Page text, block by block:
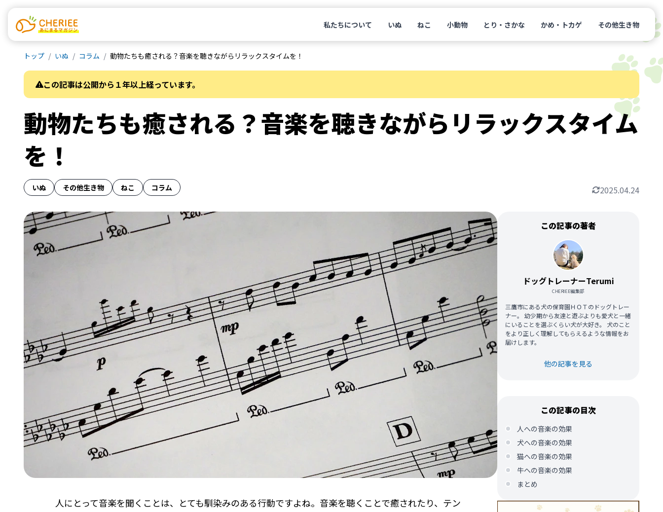
私たちについて いぬ ねこ 小動物 とり・さかな かめ・トカゲ その他生き物
トップ いぬ コラム 動物たちも癒される？音楽を聴きながらリラックスタイムを！
この記事は公開から１年以上経っています。
動物たちも癒される？音楽を聴きながらリラックスタイム
を！
いぬ その他生き物 ねこ コラム 2025.04.24
人にとって音楽を聞くことは、とても馴染みのある行動ですよね。音楽を聴くことで癒されたり、テン
この記事の著者
ドッグトレーナーTerumi
CHERIEE編集部
三鷹市にある犬の保育園ＨＯＴのドッグトレー
ナー。 幼少期から友達と遊ぶよりも愛犬と一緒
にいることを選ぶくらい犬が大好き。 犬のこと
をより正しく理解してもらえるような情報をお
届けします。
他の記事を見る
この記事の目次
人への音楽の効果
犬への音楽の効果
猫への音楽の効果
牛への音楽の効果
まとめ